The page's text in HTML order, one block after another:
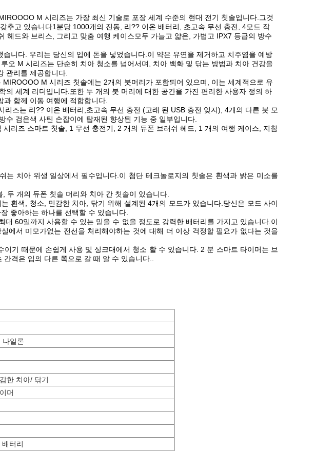
M 시리즈는 가장 최신 기술로 포장 세계 수준의 현대 전기 칫솔입니다.그것
추고 있습니다1분당 1000개의 진동, 리?? 이온 배터리, 초고속 무선 충전, 4모드 작
헤드와 브리스, 그리고 맞춤 여행 케이스모두 가늘고 얇은, 가볍고 IPX7 등급의 방수
니다. 우리는 당신의 입에 돈을 넣었습니다.이 약은 유연을 제거하고 치주염을 예방
오 M 시리즈는 단순히 치아 청소를 넘어서며, 치아 백화 및 닦는 방법과 치아 건강을
관리를 제공합니다.
M 시리즈 칫솔에는 2개의 붓머리가 포함되어 있으며, 이는 세계적으로 유
의 세계 리더입니다.또한 두 개의 붓 머리에 대한 공간을 가진 편리한 사용자 정의 하
함께 이동 여행에 적합합니다.
즈는 리?? 이온 배터리,초고속 무선 충전 (고래 된 USB 충전 잊지), 4개의 다른 붓 모
수 검은색 사틴 손잡이에 탑재된 향상된 기능 중 일부입니다.
리즈 스마트 칫솔, 1 무선 충전기, 2 개의 듀폰 브러쉬 헤드, 1 개의 여행 케이스, 지침
는 치아 위생 일상에서 필수입니다.이 첨단 테크놀로지의 칫솔은 흰색과 밝은 미소를
두 개의 듀폰 칫솔 머리와 치아 간 칫솔이 있습니다.
흰색, 청소, 민감한 치아, 닦기 위해 설계된 4개의 모드가 있습니다.당신은 모드 사이
좋아하는 하나를 선택할 수 있습니다.
대 60일까지 사용할 수 있는 믿을 수 없을 정도로 강력한 배터리를 가지고 있습니다.이
에서 미모가없는 전선을 처리해야하는 것에 대해 더 이상 걱정할 필요가 없다는 것을
기 때문에 손쉽게 사용 및 싱크대에서 청소 할 수 있습니다. 2 분 스마트 타이머는 브
격은 입의 다른 쪽으로 갈 때 알 수 있습니다..
나일론
한 치아/ 닦기
머
터리